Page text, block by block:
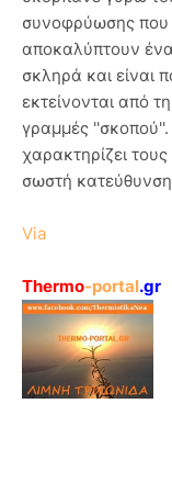
συνοφρύωσης που
αποκαλύπτουν
σκληρά και είναι
εκτείνονται από
γραμμές
χαρακτηρίζει
σωστή
Via
Thermo-portal.gr